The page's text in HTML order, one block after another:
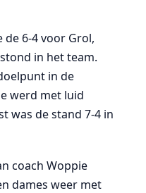
de 6-4 voor Grol,
in het team.
in de
werd met luid
was de stand 7-4 in
coach Woppie
dames weer met